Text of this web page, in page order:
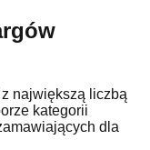
największą liczbą
kategorii
dla